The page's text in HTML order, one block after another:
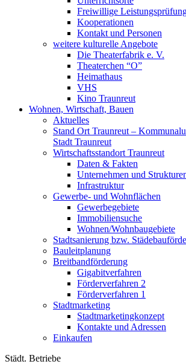
Freiwillige
Kooperationen
Kontakt und Personen
weitere kulturelle Angebote
Die Theaterfabrik e. V.
Theaterchen “O”
Heimathaus
VHS
Kino Traunreut
Wohnen, Wirtschaft, Bauen
Aktuelles
Stand Ort Traunreut –
Stadt Traunreut
Wirtschaftsstandort Traunreut
Daten & Fakten
Unternehmen und
Infrastruktur
Gewerbe- und Wohnflächen
Gewerbegebiete
Immobiliensuche
Wohnen/Wohnbaugebiete
Stadtsanierung bzw.
Bauleitplanung
Breitbandförderung
Gigabitverfahren
Förderverfahren 2
Förderverfahren 1
Stadtmarketing
Stadtmarketingkonzept
Kontakte und Adressen
Einkaufen
Städt. Betriebe